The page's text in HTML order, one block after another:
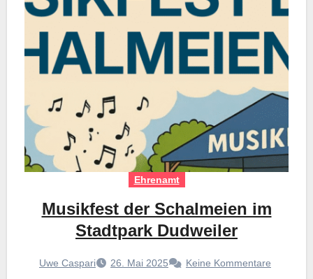
Ehrenamt
Musikfest der Schalmeien im
Stadtpark Dudweiler
Uwe Caspari 26. Mai 2025 Keine Kommentare